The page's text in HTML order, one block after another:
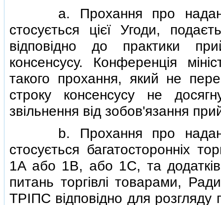
a. Прохання про надання
стосується цiєї Угоди,
вiдповiдно до практики
консенсусу. Конференцiя
такого прохання, який не
строку консенсусу не
звiльнення вiд зобов'язання
b. Прохання про надання
стосується багатостороннiх
1A або 1B, або 1C, та
питань торгiвлi товарами,
ТРIПС вiдповiдно для розгляду